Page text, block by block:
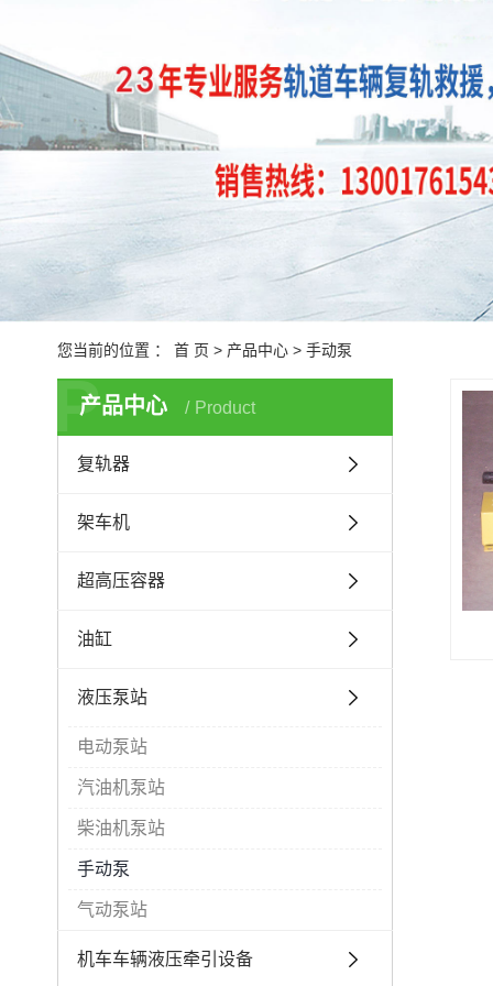
铁路车辆扶正设备
铁路车辆侧翻设备
轴承压装机
轴承拆卸机
移梁台车顶升和顶推液压系统
电气控制系统
大型劈裂机
太阳能热发电系统
您当前的位置 ： 首 页 > 产品中心 > 手动泵
产品中心 Product
P
复轨器
架车机
超高压容器
油缸
液压泵站
电动泵站
汽油机泵站
柴油机泵站
手动泵
气动泵站
机车车辆液压牵引设备